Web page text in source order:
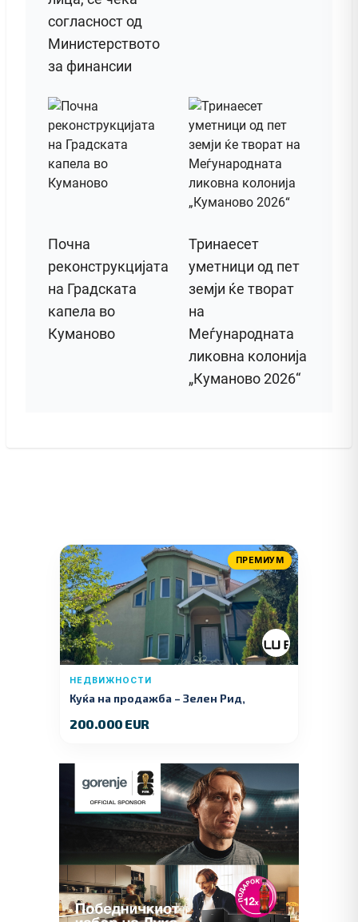
согласност од
Министерството
за финансии
Почна
реконструкцијата
на Градската
капела во
Куманово
Тринаесет
уметници од пет
земји ќе творат
на
Меѓународната
ликовна колонија
„Куманово 2026“
ПРЕМИУМ
НЕДВИЖНОСТИ
Куќа на продажба – Зелeн Рид,
200.000 EUR